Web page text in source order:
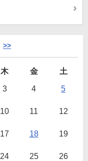
>>
木 金
土
3 4 5
10 11 12
17 18 19
24 25 26